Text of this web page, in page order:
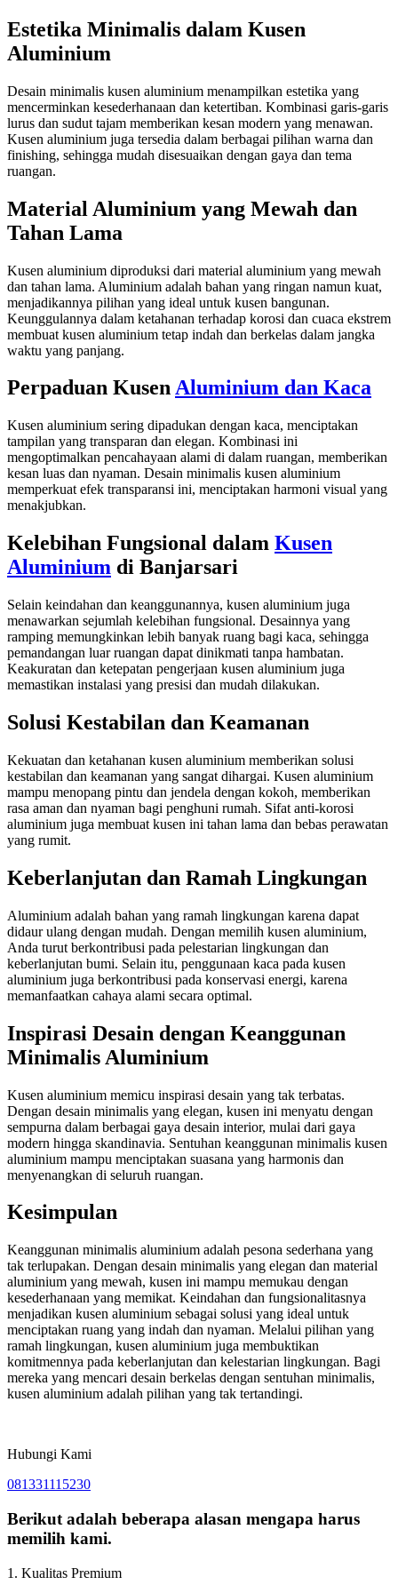
Estetika Minimalis dalam Kusen
Aluminium
Desain minimalis kusen aluminium menampilkan estetika yang
mencerminkan kesederhanaan dan ketertiban. Kombinasi garis-garis
lurus dan sudut tajam memberikan kesan modern yang menawan.
Kusen aluminium juga tersedia dalam berbagai pilihan warna dan
finishing, sehingga mudah disesuaikan dengan gaya dan tema
ruangan.
Material Aluminium yang Mewah dan
Tahan Lama
Kusen aluminium diproduksi dari material aluminium yang mewah
dan tahan lama. Aluminium adalah bahan yang ringan namun kuat,
menjadikannya pilihan yang ideal untuk kusen bangunan.
Keunggulannya dalam ketahanan terhadap korosi dan cuaca ekstrem
membuat kusen aluminium tetap indah dan berkelas dalam jangka
waktu yang panjang.
Perpaduan KusenAluminium dan Kaca
Kusen aluminium sering dipadukan dengan kaca, menciptakan
tampilan yang transparan dan elegan. Kombinasi ini
mengoptimalkan pencahayaan alami di dalam ruangan, memberikan
kesan luas dan nyaman. Desain minimalis kusen aluminium
memperkuat efek transparansi ini, menciptakan harmoni visual yang
menakjubkan.
Kelebihan Fungsional dalam Kusen
Aluminium di Banjarsari
Selain keindahan dan keanggunannya, kusen aluminium juga
menawarkan sejumlah kelebihan fungsional. Desainnya yang
ramping memungkinkan lebih banyak ruang bagi kaca, sehingga
pemandangan luar ruangan dapat dinikmati tanpa hambatan.
Keakuratan dan ketepatan pengerjaan kusen aluminium juga
memastikan instalasi yang presisi dan mudah dilakukan.
Solusi Kestabilan dan Keamanan
Kekuatan dan ketahanan kusen aluminium memberikan solusi
kestabilan dan keamanan yang sangat dihargai. Kusen aluminium
mampu menopang pintu dan jendela dengan kokoh, memberikan
rasa aman dan nyaman bagi penghuni rumah. Sifat anti-korosi
aluminium juga membuat kusen ini tahan lama dan bebas perawatan
yang rumit.
Keberlanjutan dan Ramah Lingkungan
Aluminium adalah bahan yang ramah lingkungan karena dapat
didaur ulang dengan mudah. Dengan memilih kusen aluminium,
Anda turut berkontribusi pada pelestarian lingkungan dan
keberlanjutan bumi. Selain itu, penggunaan kaca pada kusen
aluminium juga berkontribusi pada konservasi energi, karena
memanfaatkan cahaya alami secara optimal.
Inspirasi Desain dengan Keanggunan
Minimalis Aluminium
Kusen aluminium memicu inspirasi desain yang tak terbatas.
Dengan desain minimalis yang elegan, kusen ini menyatu dengan
sempurna dalam berbagai gaya desain interior, mulai dari gaya
modern hingga skandinavia. Sentuhan keanggunan minimalis kusen
aluminium mampu menciptakan suasana yang harmonis dan
menyenangkan di seluruh ruangan.
Kesimpulan
Keanggunan minimalis aluminium adalah pesona sederhana yang
tak terlupakan. Dengan desain minimalis yang elegan dan material
aluminium yang mewah, kusen ini mampu memukau dengan
kesederhanaan yang memikat. Keindahan dan fungsionalitasnya
menjadikan kusen aluminium sebagai solusi yang ideal untuk
menciptakan ruang yang indah dan nyaman. Melalui pilihan yang
ramah lingkungan, kusen aluminium juga membuktikan
komitmennya pada keberlanjutan dan kelestarian lingkungan. Bagi
mereka yang mencari desain berkelas dengan sentuhan minimalis,
kusen aluminium adalah pilihan yang tak tertandingi.
Hubungi Kami
081331115230
Berikut adalah beberapa alasan mengapa harus
memilih kami.
1. Kualitas Premium